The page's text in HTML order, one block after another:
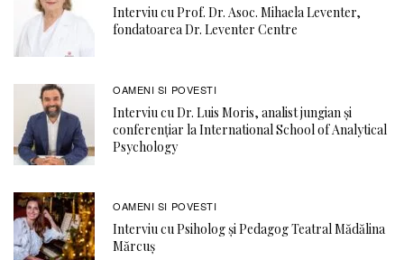
Interviu cu Prof. Dr. Asoc. Mihaela Leventer,
fondatoarea Dr. Leventer Centre
OAMENI SI POVESTI
Interviu cu Dr. Luis Moris, analist jungian și
conferențiar la International School of Analytical
Psychology
OAMENI SI POVESTI
Interviu cu Psiholog și Pedagog Teatral Mădălina
Mărcuș